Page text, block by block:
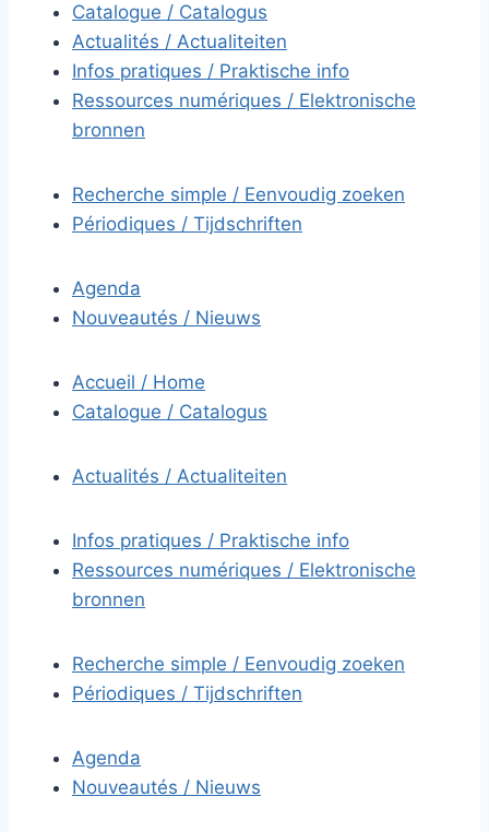
Catalogue / Catalogus
Actualités / Actualiteiten
Infos pratiques / Praktische info
Ressources numériques / Elektronische
bronnen
Recherche simple / Eenvoudig zoeken
Périodiques / Tijdschriften
Agenda
Nouveautés / Nieuws
Accueil / Home
Catalogue / Catalogus
Actualités / Actualiteiten
Infos pratiques / Praktische info
Ressources numériques / Elektronische
bronnen
Recherche simple / Eenvoudig zoeken
Périodiques / Tijdschriften
Agenda
Nouveautés / Nieuws